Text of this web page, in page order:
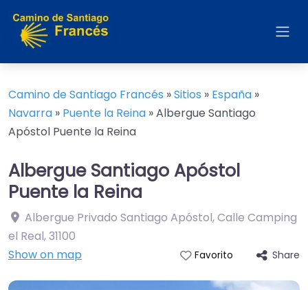
Camino de Santiago Francés »Sitios » España »
Navarra » Puente la Reina »Albergue Santiago
Apóstol Puente la Reina
Albergue Santiago Apóstol
Puente la Reina
Albergue Privado Santiago Apóstol, Calle Camping
el Real,31100
Show on map
Favorito Share